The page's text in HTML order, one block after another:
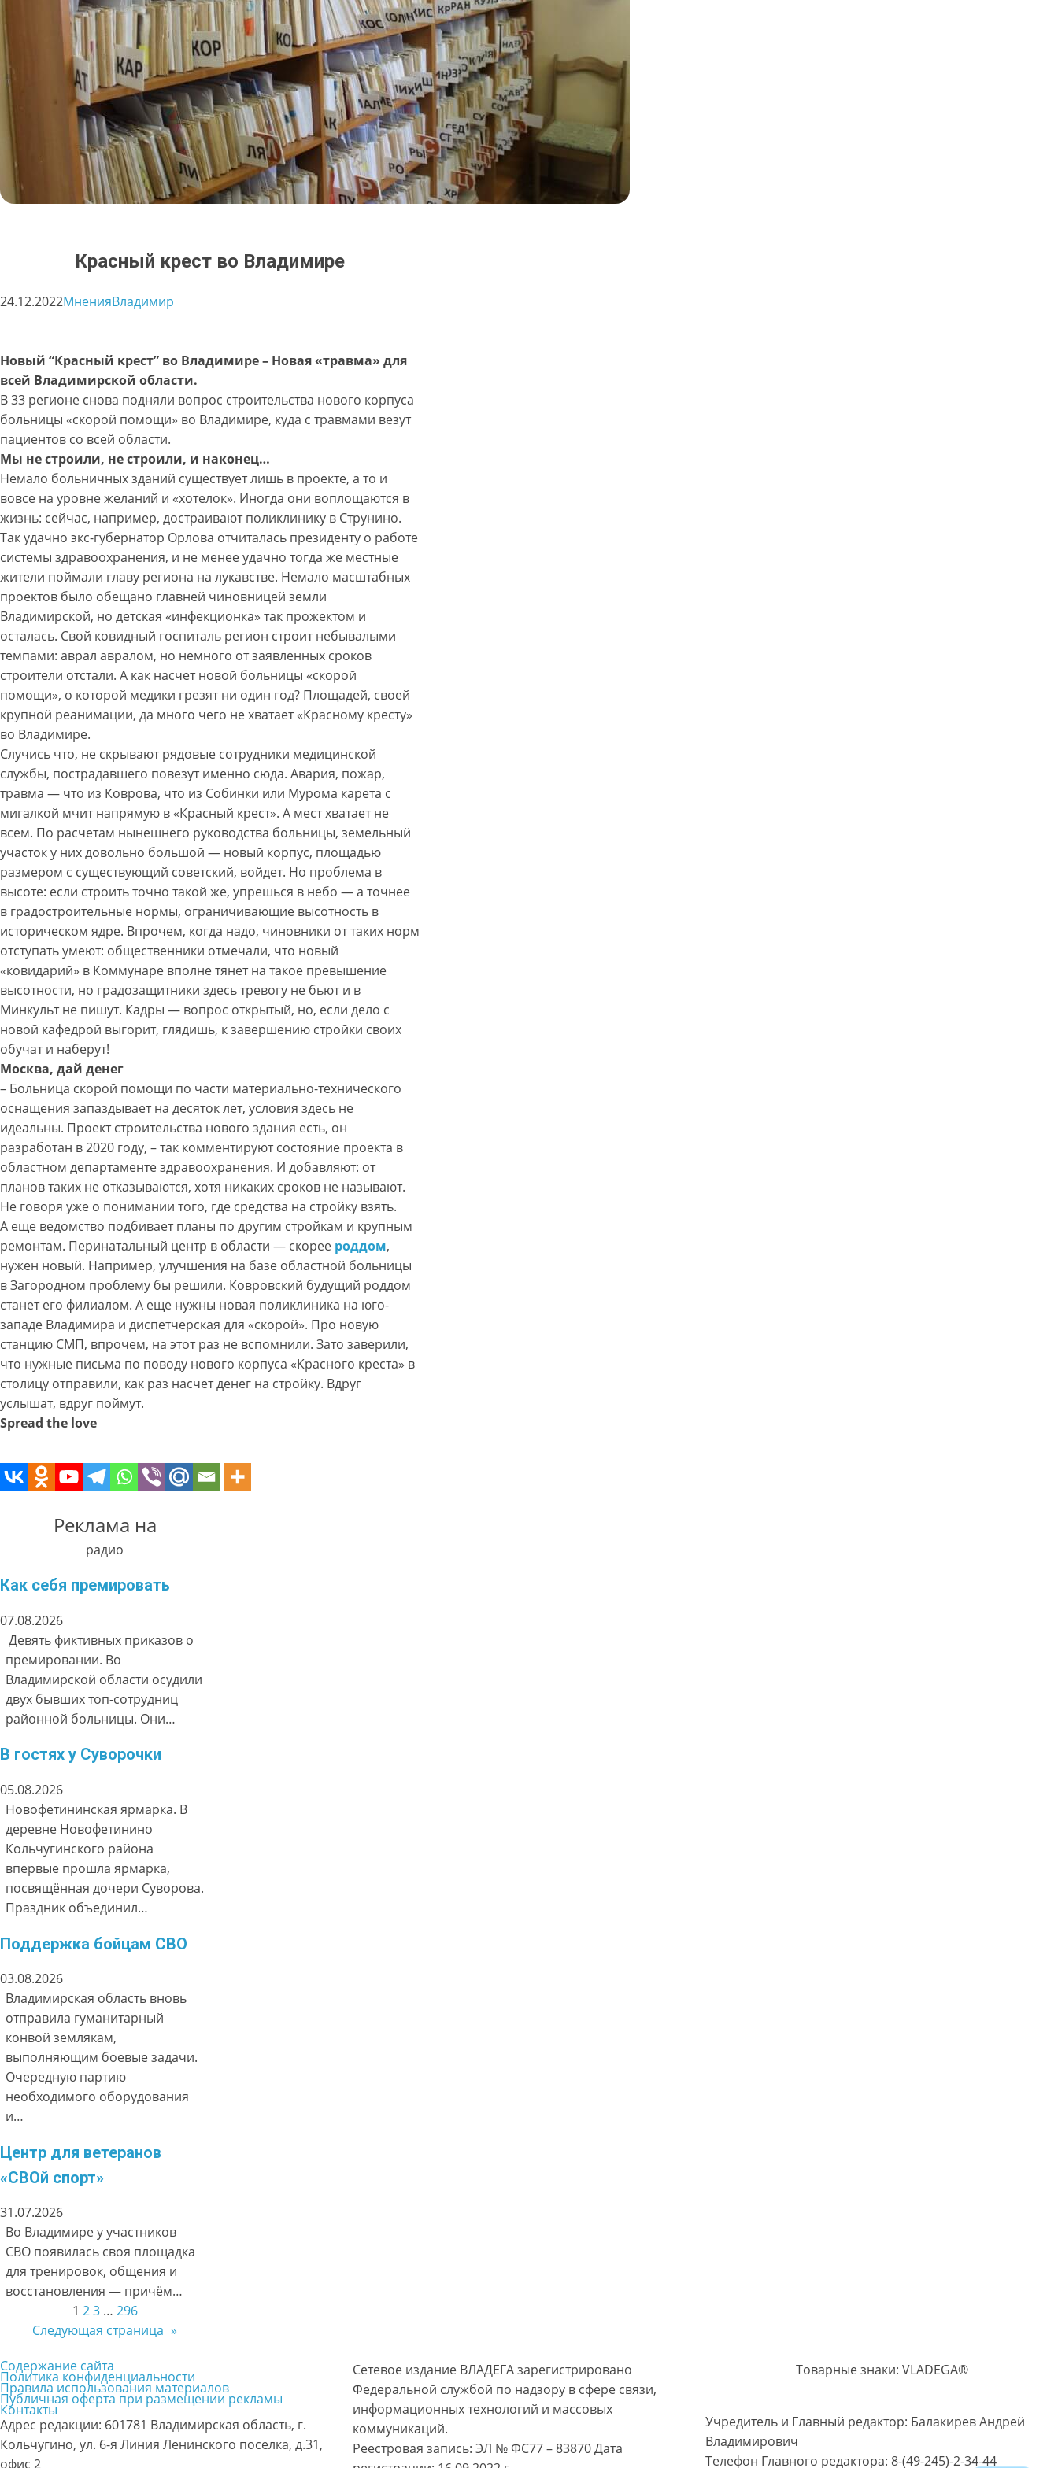
Красный крест во Владимире
24.12.2022МненияВладимир
Новый “Красный крест” во Владимире – Новая «травма» для
всей Владимирской области.
В 33 регионе снова подняли вопрос строительства нового корпуса
больницы «скорой помощи» во Владимире, куда с травмами везут
пациентов со всей области.
Мы не строили, не строили, и наконец…
Немало больничных зданий существует лишь в проекте, а то и
вовсе на уровне желаний и «хотелок». Иногда они воплощаются в
жизнь: сейчас, например, достраивают поликлинику в Струнино.
Так удачно экс-губернатор Орлова отчиталась президенту о работе
системы здравоохранения, и не менее удачно тогда же местные
жители поймали главу региона на лукавстве. Немало масштабных
проектов было обещано главней чиновницей земли
Владимирской, но детская «инфекционка» так прожектом и
осталась. Свой ковидный госпиталь регион строит небывалыми
темпами: аврал авралом, но немного от заявленных сроков
строители отстали. А как насчет новой больницы «скорой
помощи», о которой медики грезят ни один год? Площадей, своей
крупной реанимации, да много чего не хватает «Красному кресту»
во Владимире.
Случись что, не скрывают рядовые сотрудники медицинской
службы, пострадавшего повезут именно сюда. Авария, пожар,
травма — что из Коврова, что из Собинки или Мурома карета с
мигалкой мчит напрямую в «Красный крест». А мест хватает не
всем. По расчетам нынешнего руководства больницы, земельный
участок у них довольно большой — новый корпус, площадью
размером с существующий советский, войдет. Но проблема в
высоте: если строить точно такой же, упрешься в небо — а точнее
в градостроительные нормы, ограничивающие высотность в
историческом ядре. Впрочем, когда надо, чиновники от таких норм
отступать умеют: общественники отмечали, что новый
«ковидарий» в Коммунаре вполне тянет на такое превышение
высотности, но градозащитники здесь тревогу не бьют и в
Минкульт не пишут. Кадры — вопрос открытый, но, если дело с
новой кафедрой выгорит, глядишь, к завершению стройки своих
обучат и наберут!
Москва, дай денег
– Больница скорой помощи по части материально-технического
оснащения запаздывает на десяток лет, условия здесь не
идеальны. Проект строительства нового здания есть, он
разработан в 2020 году, – так комментируют состояние проекта в
областном департаменте здравоохранения. И добавляют: от
планов таких не отказываются, хотя никаких сроков не называют.
Не говоря уже о понимании того, где средства на стройку взять.
А еще ведомство подбивает планы по другим стройкам и крупным
ремонтам. Перинатальный центр в области — скорее роддом,
нужен новый. Например, улучшения на базе областной больницы
в Загородном проблему бы решили. Ковровский будущий роддом
станет его филиалом. А еще нужны новая поликлиника на юго-
западе Владимира и диспетчерская для «скорой». Про новую
станцию СМП, впрочем, на этот раз не вспомнили. Зато заверили,
что нужные письма по поводу нового корпуса «Красного креста» в
столицу отправили, как раз насчет денег на стройку. Вдруг
услышат, вдруг поймут.
Spread the love
Реклама на
радио
Как себя премировать
07.08.2026
Девять фиктивных приказов о
премировании. Во
Владимирской области осудили
двух бывших топ-сотрудниц
районной больницы. Они…
В гостях у Суворочки
05.08.2026
Новофетининская ярмарка. В
деревне Новофетинино
Кольчугинского района
впервые прошла ярмарка,
посвящённая дочери Суворова.
Праздник объединил…
Поддержка бойцам СВО
03.08.2026
Владимирская область вновь
отправила гуманитарный
конвой землякам,
выполняющим боевые задачи.
Очередную партию
необходимого оборудования
и…
Центр для ветеранов
«СВОй спорт»
31.07.2026
Во Владимире у участников
СВО появилась своя площадка
для тренировок, общения и
восстановления — причём…
1 23 … 296
Следующая страница »
Содержание сайта
Политика конфиденциальности
Правила использования материалов
Публичная оферта при размещении рекламы
Контакты
Адрес редакции: 601781 Владимирская область, г.
Кольчугино, ул. 6-я Линия Ленинского поселка, д.31,
офис 2
Сетевое издание ВЛАДЕГА зарегистрировано
Федеральной службой по надзору в сфере связи,
информационных технологий и массовых
коммуникаций.
Реестровая запись: ЭЛ № ФС77 – 83870 Дата
Товарные знаки: VLADEGA®
Учредитель и Главный редактор: Балакирев Андрей
Владимирович
Телефон Главного редактора: 8-(49-245)-2-34-44